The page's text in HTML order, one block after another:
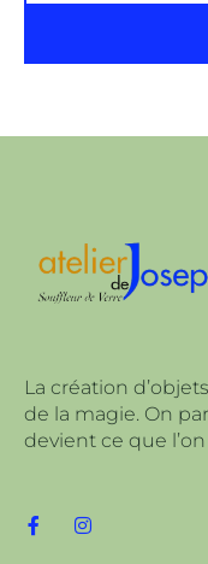
La création
de la magie. On
devient ce que